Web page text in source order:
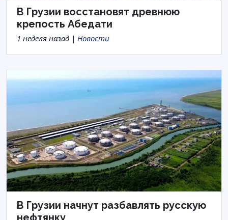
В Грузии восстановят древнюю
крепость Абедати
1 неделя назад | Новости
В Грузии начнут разбавлять русскую
нефтянку